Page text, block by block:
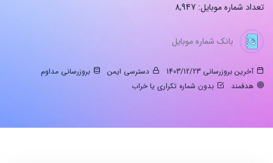
تعداد شماره موبایل: 8,947
بانک شماره موبایل
آخرین بروزرسانی 1403/12/23 دسترسی ایمن
بروزرسانی مداوم
هدفمند
بدون شماره تکراری یا خراب